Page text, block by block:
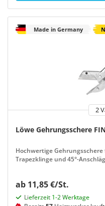
Made in Germany
2
Löwe Gehrungsschere
Hochwertige
Trapezklinge und 45°-
ab 11,85 €/St.
Lieferzeit 1-2 Werktage